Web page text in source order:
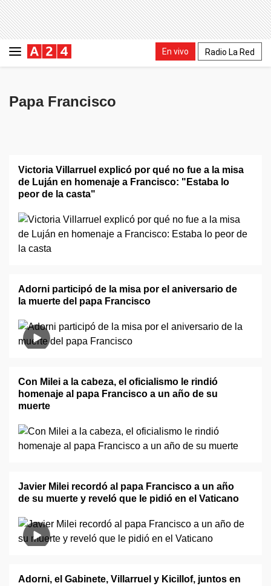
En vivo Radio La Red
Papa Francisco
Victoria Villarruel explicó por qué no fue a la misa
de Luján en homenaje a Francisco: "Estaba lo
peor de la casta"
Adorni participó de la misa por el aniversario de
la muerte del papa Francisco
Con Milei a la cabeza, el oficialismo le rindió
homenaje al papa Francisco a un año de su
muerte
Javier Milei recordó al papa Francisco a un año
de su muerte y reveló que le pidió en el Vaticano
Adorni, el Gabinete, Villarruel y Kicillof, juntos en